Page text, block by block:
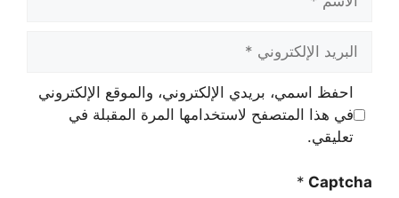
البريد
الإلكتروني
احفظ اسمي، بريدي الإلكتروني، والموقع الإلكتروني
في هذا المتصفح لاستخدامها المرة المقبلة في
تعليقي.
Captcha
*